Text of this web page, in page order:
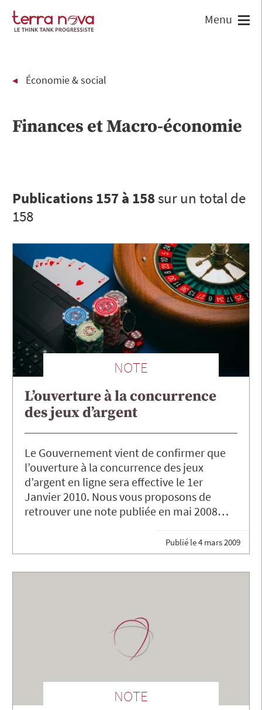
Économie & social
Finances et Macro-économie
Publications 157 à 158sur un total de
158
NOTE
L’ouverture à la concurrence
des jeux d’argent
Le Gouvernement vient de confirmer que
l’ouverture à la concurrence des jeux
d’argent en ligne sera effective le 1er
Janvier 2010. Nous vous proposons de
retrouver une note publiée en mai 2008…
Publié le4 mars 2009
NOTE